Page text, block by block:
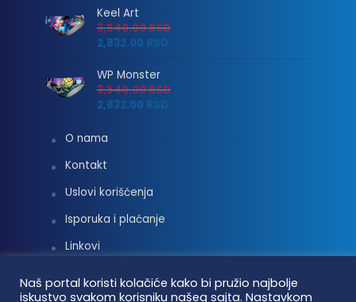
Keel Art
3,540.00RSD
2,832.00 RSD
WP Monster
3,540.00RSD
2,832.00 RSD
O nama
Kontakt
Uslovi korišćenja
Isporuka i plaćanje
Linkovi
Naš portal koristi kolačiće kako bi pružio najbolje
iskustvo svakom korisniku našeg sajta. Nastavkom